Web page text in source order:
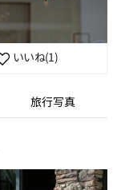
いいね(1)
旅行写真